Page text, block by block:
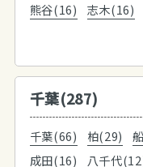
熊谷(16)
志木(16)
千葉(287)
千葉(66) 柏(29)
成田(16)
八千代